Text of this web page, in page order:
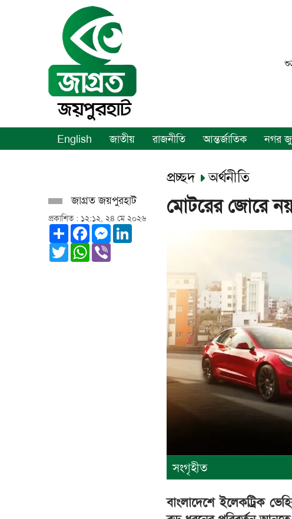
English জাতীয় রাজনীতি আন্তর্জাতিক নগর
প্রচ্ছদ অর্থনীতি
জাগ্রত জয়পুরহাট
প্রকাশিত : ১২:১২, ২৪ মে ২০২৬
ShareFacebookMessenger
TwitterWhatsApp
Viber
মোটরের জোরে
সংগৃহীত
বাংলাদেশে ইলেকট্রিক